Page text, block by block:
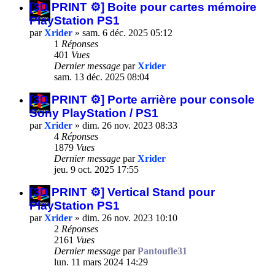
[3D PRINT ⚙️] Boite pour cartes mémoire
PlayStation PS1
parXrider » sam. 6 déc. 2025 05:12
1 Réponses
401 Vues
Dernier message parXrider
sam. 13 déc. 2025 08:04
[3D PRINT ⚙️] Porte arrière pour console
Sony PlayStation / PS1
parXrider » dim. 26 nov. 2023 08:33
4 Réponses
1879 Vues
Dernier message parXrider
jeu. 9 oct. 2025 17:55
[3D PRINT ⚙️] Vertical Stand pour
PlayStation PS1
parXrider » dim. 26 nov. 2023 10:10
2 Réponses
2161 Vues
Dernier message parPantoufle31
lun. 11 mars 2024 14:29